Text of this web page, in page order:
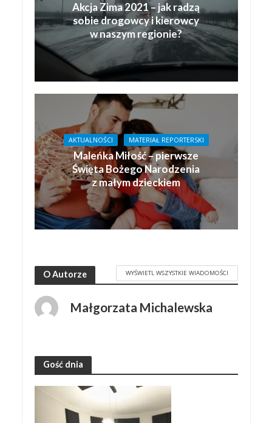
Akcja Zima 2021 – jak radzą
sobie drogowcy i kierowcy
w naszym regionie?
AKTUALNOŚCI MATERIAŁ REPORTERSKI
Maleńka Miłość – pierwsze
Święta Bożego Narodzenia
z małym dzieckiem
O Autorze WYŚWIETL WSZYSTKIE WIADOMOŚCI
Małgorzata Michalewska
Gość dnia